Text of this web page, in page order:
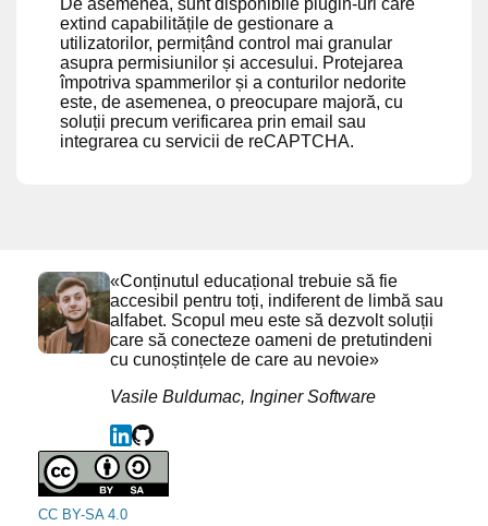
De asemenea, sunt disponibile plugin-uri care
extind capabilitățile de gestionare a
utilizatorilor, permițând control mai granular
asupra permisiunilor și accesului. Protejarea
împotriva spammerilor și a conturilor nedorite
este, de asemenea, o preocupare majoră, cu
soluții precum verificarea prin email sau
integrarea cu servicii de reCAPTCHA.
«Conținutul educațional trebuie să fie
accesibil pentru toți, indiferent de limbă sau
alfabet. Scopul meu este să dezvolt soluții
care să conecteze oameni de pretutindeni
cu cunoștințele de care au nevoie»
Vasile Buldumac, Inginer Software
CC BY-SA 4.0